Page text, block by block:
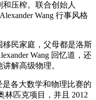
压榨。联合创始人
Wang 行事风格
民家庭，父母都是洛斯
Wang 回忆道，还
解高级物理。
各大数学和物理比赛的
林匹克项目，并且 2012